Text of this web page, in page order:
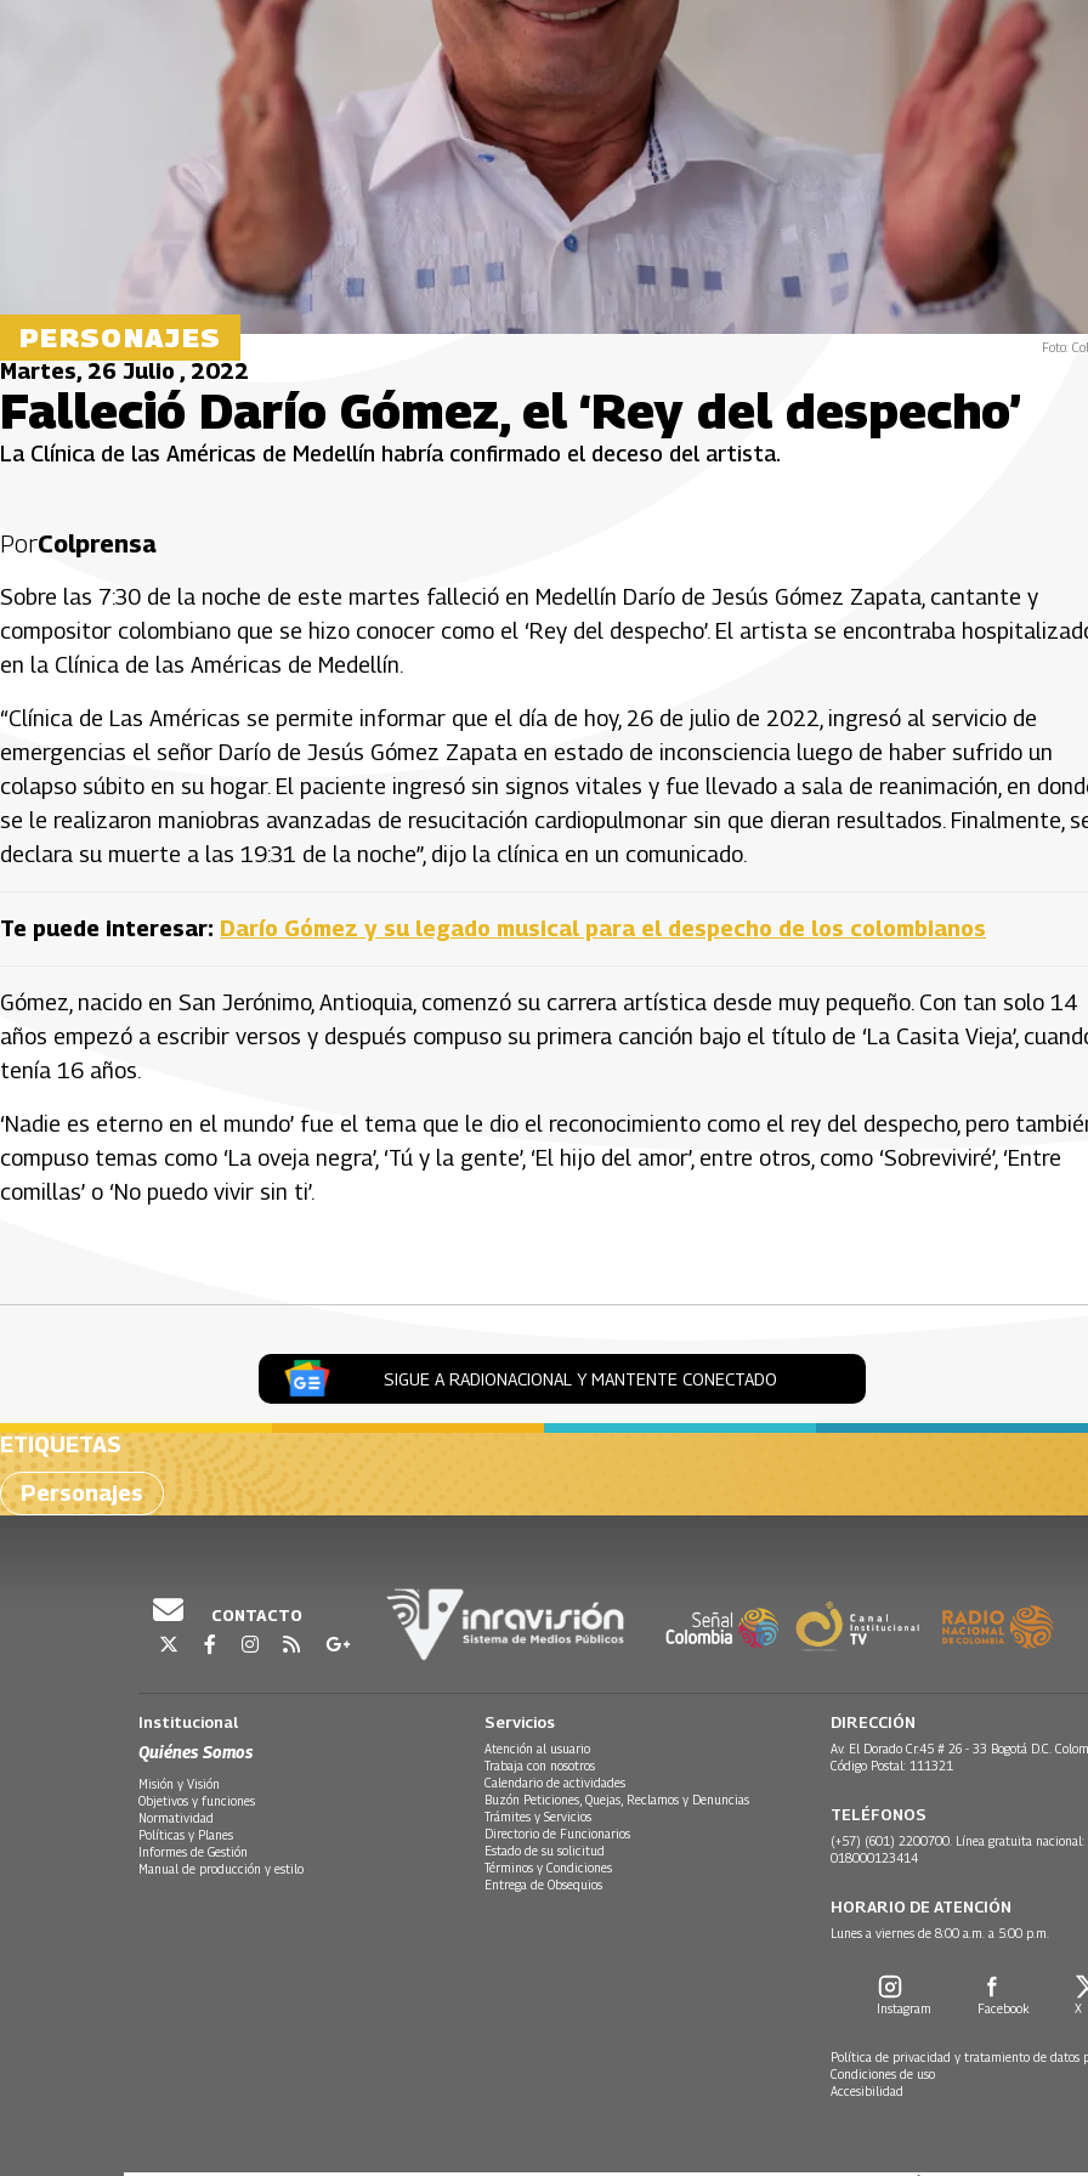
PERSONAJES Foto:
Martes, 26 Julio , 2022
Falleció Darío Gómez, el ‘Rey del despecho’
La Clínica de las Américas de Medellín habría confirmado el deceso del artista.
PorColprensa
Sobre las 7:30 de la noche de este martes falleció en Medellín Darío de Jesús Gómez Zapata, cantante y
compositor colombiano que se hizo conocer como el ‘Rey del despecho’. El artista se encontraba
en la Clínica de las Américas de Medellín.
“Clínica de Las Américas se permite informar que el día de hoy, 26 de julio de 2022, ingresó al servicio de
emergencias el señor Darío de Jesús Gómez Zapata en estado de inconsciencia luego de haber sufrido un
colapso súbito en su hogar. El paciente ingresó sin signos vitales y fue llevado a sala de reanimación, en
se le realizaron maniobras avanzadas de resucitación cardiopulmonar sin que dieran resultados. Finalmente,
declara su muerte a las 19:31 de la noche”, dijo la clínica en un comunicado.
Te puede interesar: Darío Gómez y su legado musical para el despecho de los colombianos
Gómez, nacido en San Jerónimo, Antioquia, comenzó su carrera artística desde muy pequeño. Con tan solo 14
años empezó a escribir versos y después compuso su primera canción bajo el título de ‘La Casita Vieja’,
tenía 16 años.
‘Nadie es eterno en el mundo’ fue el tema que le dio el reconocimiento como el rey del despecho, pero
compuso temas como ‘La oveja negra’, ‘Tú y la gente’, ‘El hijo del amor’, entre otros, como ‘Sobreviviré’, ‘Entre
comillas’ o ‘No puedo vivir sin ti’.
SIGUE A RADIONACIONAL Y MANTENTE CONECTADO
ETIQUETAS
Personajes
CONTACTO
Institucional
Quiénes Somos
Misión y Visión
Objetivos y funciones
Normatividad
Políticas y Planes
Informes de Gestión
Manual de producción y estilo
Servicios
Atención al usuario
Trabaja con nosotros
Calendario de actividades
Buzón Peticiones, Quejas, Reclamos y Denuncias
Trámites y Servicios
Directorio de Funcionarios
Estado de su solicitud
Términos y Condiciones
Entrega de Obsequios
DIRECCIÓN
Av. El Dorado Cr.45 # 26 - 33 Bogotá D.C.
Código Postal: 111321
TELÉFONOS
(+57) (601) 2200700. Línea gratuita nacional:
018000123414
HORARIO DE ATENCIÓN
Lunes a viernes de 8:00 a.m. a 5:00 p.m.
Instagram Facebook X
Política de privacidad y tratamiento de datos
Condiciones de uso
Accesibilidad